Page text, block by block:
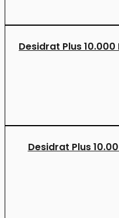
Desidrat Plus 10.000
Desidrat Plus